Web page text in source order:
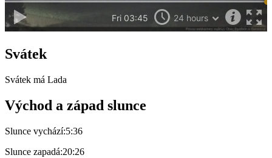
Svátek
Svátek má Lada
Východ a západ slunce
Slunce vychází:5:36
Slunce zapadá:20:26